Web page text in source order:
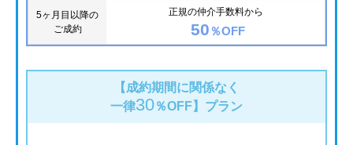
5ヶ月目以降の
ご成約
正規の仲介手数料から
50 ％OFF
【成約期間に関係なく
一律30％OFF】 プラン